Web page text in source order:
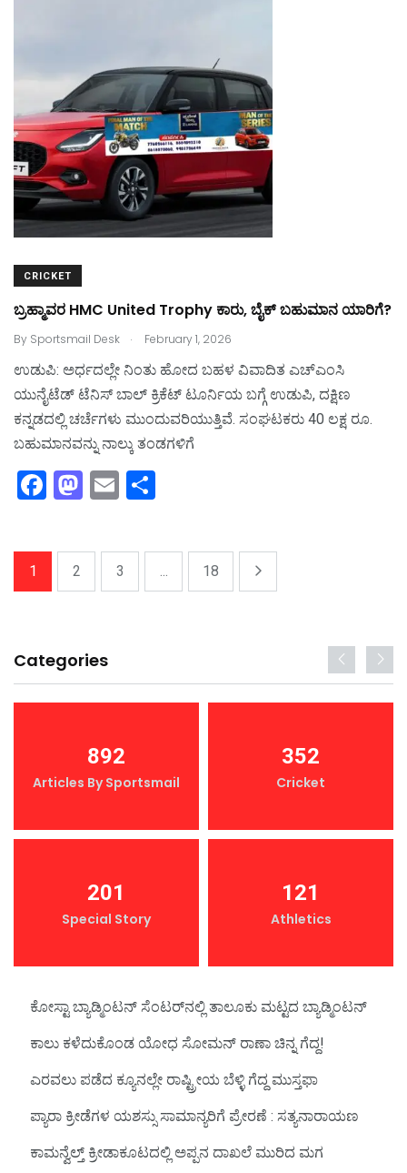
o
o
k
o
n
CRICKET
ಬ್ರಹ್ಮಾವರ HMC United Trophy ಕಾರು, ಬೈಕ್‌ ಬಹುಮಾನ ಯಾರಿಗೆ?
By Sportsmail Desk . February 1, 2026
ಉಡುಪಿ: ಅರ್ಧದಲ್ಲೇ ನಿಂತು ಹೋದ ಬಹಳ ವಿವಾದಿತ ಎಚ್‌ಎಂಸಿ
ಯುನೈಟೆಡ್‌ ಟೆನಿಸ್‌ ಬಾಲ್‌ ಕ್ರಿಕೆಟ್‌ ಟೂರ್ನಿಯ ಬಗ್ಗೆ ಉಡುಪಿ, ದಕ್ಷಿಣ
ಕನ್ನಡದಲ್ಲಿ ಚರ್ಚೆಗಳು ಮುಂದುವರಿಯುತ್ತಿವೆ. ಸಂಘಟಕರು 40 ಲಕ್ಷ ರೂ.
ಬಹುಮಾನವನ್ನು ನಾಲ್ಕು ತಂಡಗಳಿಗೆ
F
a
c
b
o
k
M
a
st
d
n
E
m
ai
l
ar
e
1 2 3 ... 18
Categories
892
Articles By Sportsmail
352
Cricket
201
Special Story
121
Athletics
ಕೋಸ್ಟಾ ಬ್ಯಾಡ್ಮಿಂಟನ್‌ ಸೆಂಟರ್‌ನಲ್ಲಿ ತಾಲೂಕು ಮಟ್ಟದ ಬ್ಯಾಡ್ಮಿಂಟನ್‌
ಕಾಲು ಕಳೆದುಕೊಂಡ ಯೋಧ ಸೋಮನ್ ರಾಣಾ ಚಿನ್ನ ಗೆದ್ದ!
ಎರವಲು ಪಡೆದ ಕ್ಯೂನಲ್ಲೇ ರಾಷ್ಟ್ರೀಯ ಬೆಳ್ಳಿ ಗೆದ್ದ ಮುಸ್ತಫಾ
ಪ್ಯಾರಾ ಕ್ರೀಡೆಗಳ ಯಶಸ್ಸು ಸಾಮಾನ್ಯರಿಗೆ ಪ್ರೇರಣೆ : ಸತ್ಯನಾರಾಯಣ
ಕಾಮನ್ವೆಲ್ತ್‌ ಕ್ರೀಡಾಕೂಟದಲ್ಲಿ ಅಪ್ಪನ ದಾಖಲೆ ಮುರಿದ ಮಗ